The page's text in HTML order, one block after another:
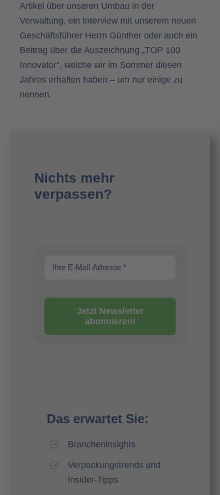
Artikel über unseren Umbau in der
Verwaltung, ein Interview mit unserem neuen
Geschäftsführer Herrn Günther oder auch ein
Beitrag über die Auszeichnung „TOP 100
Innovator“, welche wir im Sommer diesen
Jahres erhalten haben – um nur einige zu
nennen.
Nichts mehr
verpassen?
Jetzt Newsletter
abonnieren!
Das erwartet Sie:
Brancheninsights
Verpackungstrends und
Insider-Tipps